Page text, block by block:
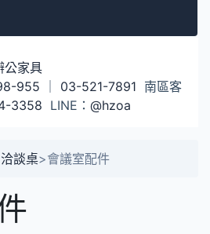
955 03-521-7891 南區客
3358 LINE： @hzoa
談桌>會議室配件